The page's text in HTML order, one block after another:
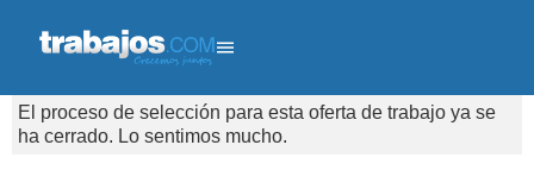
El proceso de selección para esta oferta de trabajo ya se
ha cerrado. Lo sentimos mucho.